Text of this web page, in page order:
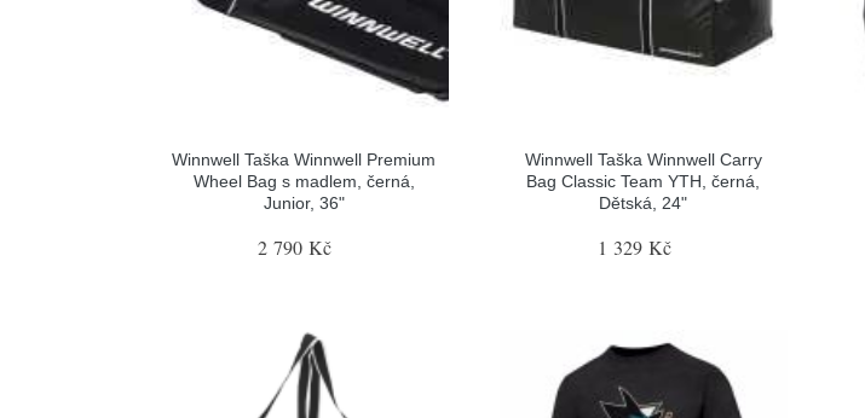
Winnwell Taška Winnwell Premium
Wheel Bag s madlem, černá,
Junior, 36"
2 790 Kč
Winnwell Taška Winnwell Carry
Bag Classic Team YTH, černá,
Dětská, 24"
1 329 Kč